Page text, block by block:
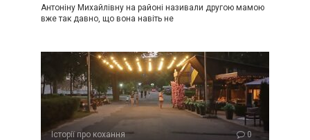
Антоніну Михайлівну на районі називали другою мамою
вже так давно, що вона навіть не
Історії про кохання 0